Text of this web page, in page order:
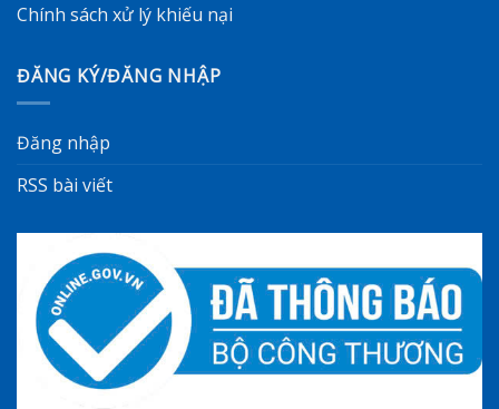
Chính sách xử lý khiếu nại
ĐĂNG KÝ/ĐĂNG NHẬP
Đăng nhập
RSS bài viết